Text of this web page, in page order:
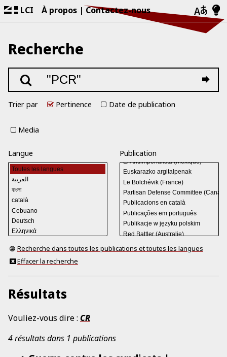
LCI À propos Contactez-nous
Recherche
Trier par Pertinence Date de publication
Media
Langue Publication
Recherche dans toutes les publications et toutes les langues
Effacer la recherche
Résultats
Vouliez-vous dire : CR
4 résultats dans 1 publications